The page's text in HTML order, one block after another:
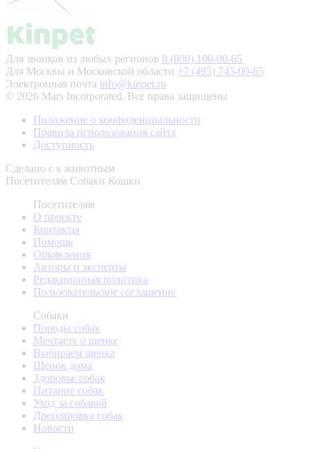
Для звонков из любых регионов 8 (800) 100-00-65
Для Москвы и Московской области +7 (495) 745-00-65
Электронная почта info@kinpet.ru
© 2026 Mars Incorporated. Все права защищены
Положение о конфиденциальности
Правила использования сайта
Доступность
Сделано с к животным
Посетителям Собаки Кошки
Посетителям
О проекте
Контакты
Помощь
Объявления
Авторы и эксперты
Редакционная политика
Пользовательское соглашение
Собаки
Породы собак
Мечтаете о щенке
Выбираем щенка
Щенок дома
Здоровье собак
Питание собак
Уход за собакой
Дрессировка собак
Новости